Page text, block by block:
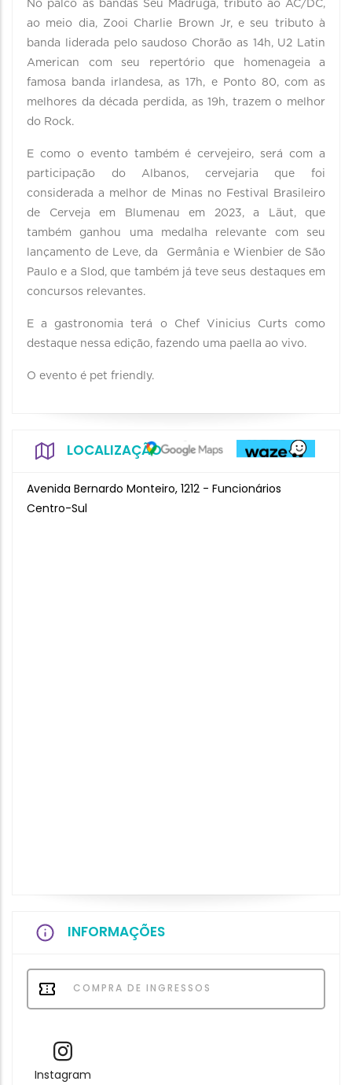
No palco as bandas Seu Madruga, tributo ao AC/DC,
ao meio dia, Zooi Charlie Brown Jr, e seu tributo à
banda liderada pelo saudoso Chorão as 14h, U2 Latin
American com seu repertório que homenageia a
famosa banda irlandesa, as 17h, e Ponto 80, com as
melhores da década perdida, as 19h, trazem o melhor
do Rock.
E como o evento também é cervejeiro, será com a
participação do Albanos, cervejaria que foi
considerada a melhor de Minas no Festival Brasileiro
de Cerveja em Blumenau em 2023, a Läut, que
também ganhou uma medalha relevante com seu
lançamento de Leve, da Germânia e Wienbier de São
Paulo e a Slod, que também já teve seus destaques em
concursos relevantes.
E a gastronomia terá o Chef Vinicius Curts como
destaque nessa edição, fazendo uma paella ao vivo.
O evento é pet friendly.
LOCALIZAÇÃO
Avenida Bernardo Monteiro, 1212 - Funcionários
Centro-Sul
INFORMAÇÕES
COMPRA DE INGRESSOS
Instagram